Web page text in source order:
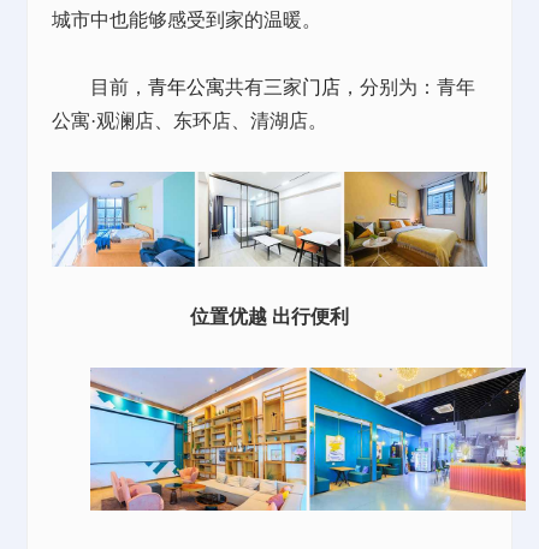
城市中也能够感受到家的温暖。
目前，青年公寓共有三家门店 ，分别为：青年
公寓·观澜店、东环店、清湖店。
位置优越 出行便利